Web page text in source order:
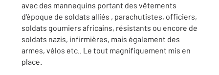
avec des mannequins portant des vêtements
d'époque de soldats alliés , parachutistes, officiers,
soldats goumiers africains, résistants ou encore de
soldats nazis, infirmières, mais également des
armes, vélos etc.. Le tout magnifiquement mis en
place.